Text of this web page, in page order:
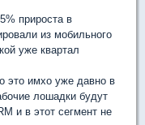
прироста в
из мобильного
уже квартал
это имхо уже давно в
лошадки будут
и в этот сегмент не